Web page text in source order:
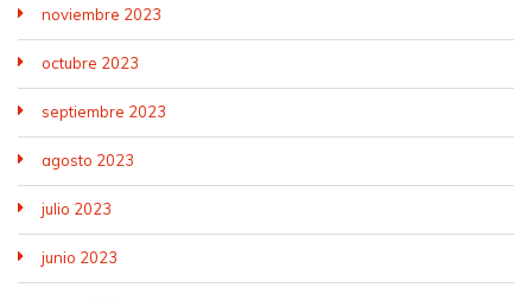
noviembre 2023
octubre 2023
septiembre 2023
agosto 2023
julio 2023
junio 2023